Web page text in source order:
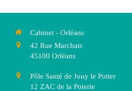
Cabinet - Orléans
42 Rue Marchais
45100 Orléans
Pôle Santé de Jouy le Potier
12 ZAC de la Poterie